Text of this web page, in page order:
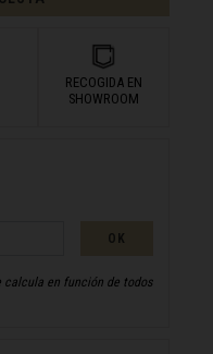
RECOGIDA EN
SHOWROOM
OK
calcula en función de todos